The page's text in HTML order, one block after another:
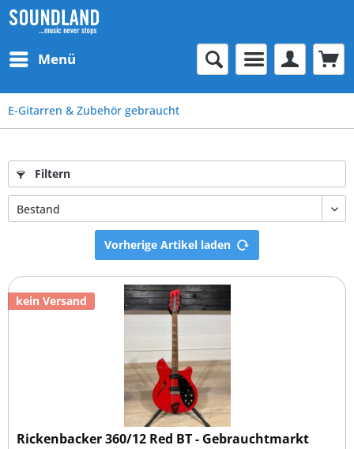
Menü
E-Gitarren & Zubehör gebraucht
Filtern
Vorherige Artikel laden
kein Versand
Rickenbacker 360/12 Red BT - Gebrauchtmarkt